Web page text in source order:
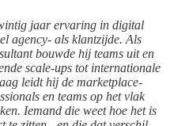
jaar ervaring in digital
agency- als klantzijde. Als
bouwde hij teams uit en
scale-ups tot internationale
leidt hij de marketplace-
en teams op het vlak
Iemand die weet hoe het is